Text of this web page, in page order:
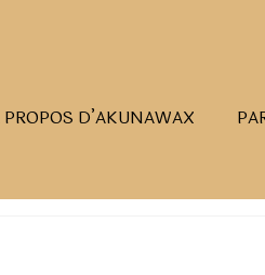
D’AKUNAWAX